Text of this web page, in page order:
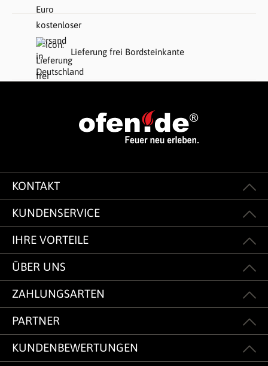
Lieferung frei Bordsteinkante
KONTAKT
KUNDENSERVICE
IHRE VORTEILE
ÜBER UNS
ZAHLUNGSARTEN
PARTNER
KUNDENBEWERTUNGEN